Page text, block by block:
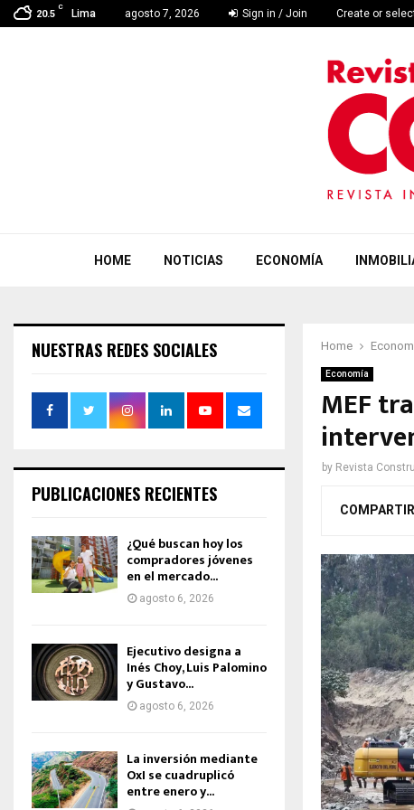
20.5
C
Lima agosto 7, 2026 Sign in / Join Create or
HOME NOTICIAS ECONOMÍA
Home
Economía
MEF
by Revista
COMPARTIR
NUESTRAS REDES SOCIALES
PUBLICACIONES RECIENTES
¿Qué buscan hoy los
compradores jóvenes
en el mercado...
agosto 6, 2026
Ejecutivo designa a
Inés Choy, Luis Palomino
y Gustavo...
agosto 6, 2026
La inversión mediante
OxI se cuadruplicó
entre enero y...